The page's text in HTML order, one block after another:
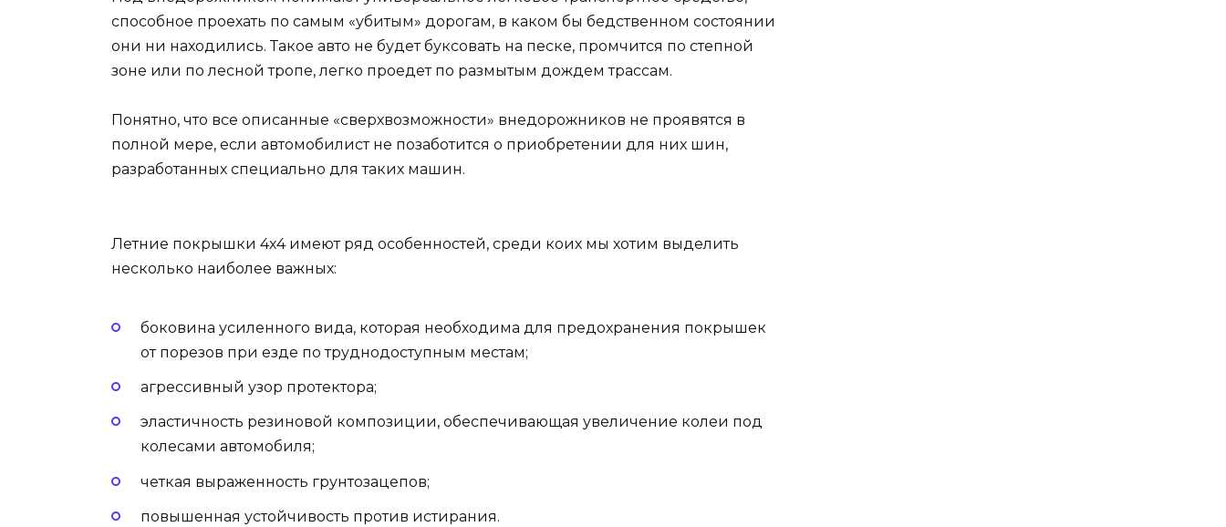
способное проехать по самым «убитым» дорогам, в каком бы бедственном состоянии
они ни находились. Такое авто не будет буксовать на песке, промчится по степной
зоне или по лесной тропе, легко проедет по размытым дождем трассам.
Понятно, что все описанные «сверхвозможности» внедорожников не проявятся в
полной мере, если автомобилист не позаботится о приобретении для них шин,
разработанных специально для таких машин.
Летние покрышки 4х4 имеют ряд особенностей, среди коих мы хотим выделить
несколько наиболее важных:
боковина усиленного вида, которая необходима для предохранения покрышек
от порезов при езде по труднодоступным местам;
агрессивный узор протектора;
эластичность резиновой композиции, обеспечивающая увеличение колеи под
колесами автомобиля;
четкая выраженность грунтозацепов;
повышенная устойчивость против истирания.